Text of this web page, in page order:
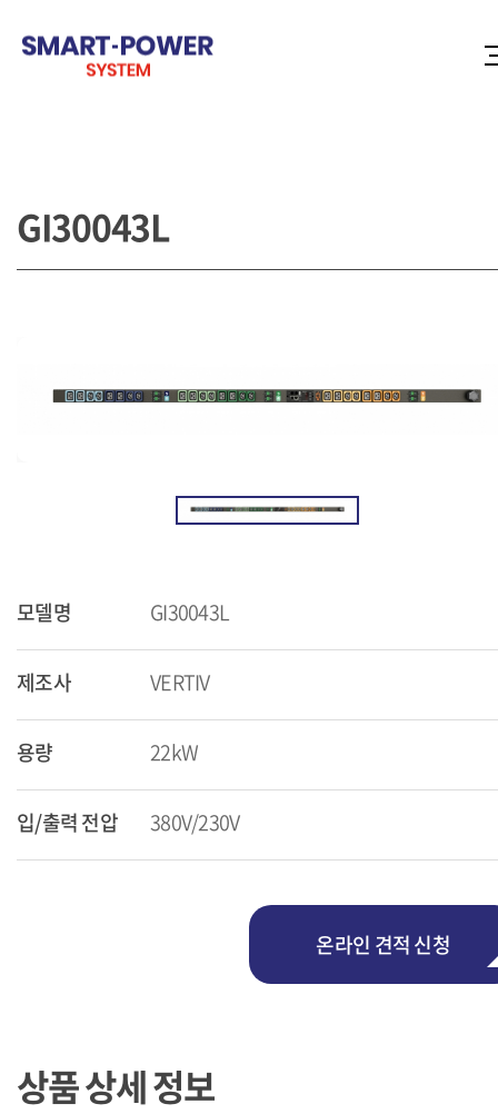
GI30043L
모델명 GI30043L
제조사 VERTIV
용량 22kW
입/출력 전압 380V/230V
온라인 견적 신청
상품 상세 정보